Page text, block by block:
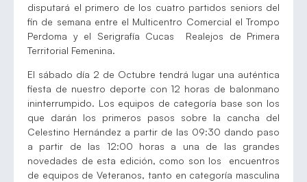
disputará el primero de los cuatro partidos seniors del
fin de semana entre el Multicentro Comercial el Trompo
Perdoma y el Serigrafía Cucas Realejos de Primera
Territorial Femenina.
El sábado día 2 de Octubre tendrá lugar una auténtica
fiesta de nuestro deporte con 12 horas de balonmano
ininterrumpido. Los equipos de categoría base son los
que darán los primeros pasos sobre la cancha del
Celestino Hernández a partir de las 09:30 dando paso
a partir de las 12:00 horas a una de las grandes
novedades de esta edición, como son los encuentros
de equipos de Veteranos, tanto en categoría masculina